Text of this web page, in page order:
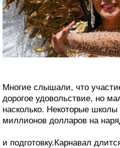
Многие слышали, что
дорогое удовольствие, но
насколько. Некоторые
миллионов долларов на
и подготовку.Карнавал